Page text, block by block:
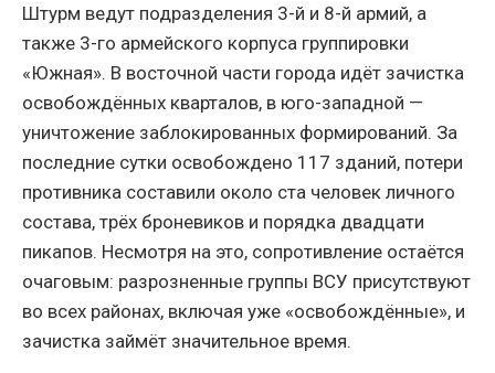
Штурм ведут подразделения 3-й и 8-й армий, а
также 3-го армейского корпуса группировки
«Южная». В восточной части города идёт зачистка
освобождённых кварталов, в юго-западной —
уничтожение заблокированных формирований. За
последние сутки освобождено 117 зданий, потери
противника составили около ста человек личного
состава, трёх броневиков и порядка двадцати
пикапов. Несмотря на это, сопротивление остаётся
очаговым: разрозненные группы ВСУ присутствуют
во всех районах, включая уже «освобождённые», и
зачистка займёт значительное время.